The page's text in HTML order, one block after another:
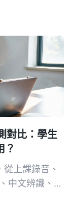
對比：學生
？
上課錄音、
中文辨識、AI